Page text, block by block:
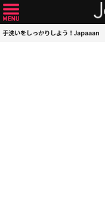
手洗いをしっかりしよう！Japaaan